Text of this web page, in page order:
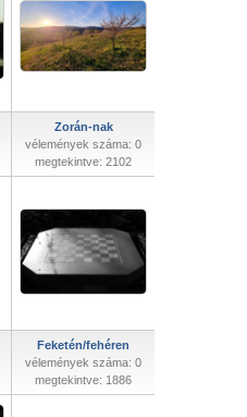
Zorán-nak
vélemények száma: 0
megtekintve: 2102
Feketén/fehéren
vélemények száma: 0
megtekintve: 1886